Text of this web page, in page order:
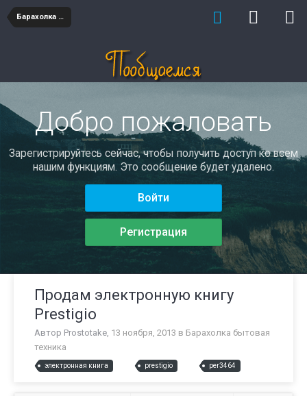
Барахолка бытовая техника
Добро пожаловать
Зарегистрируйтесь сейчас, чтобы получить доступ ко всем
нашим функциям. Это сообщение будет удалено.
Войти
Регистрация
Продам электронную книгу
Prestigio
Автор Prostotake, 13 ноября, 2013 в Барахолка бытовая
техника
электронная книга prestigio per3464